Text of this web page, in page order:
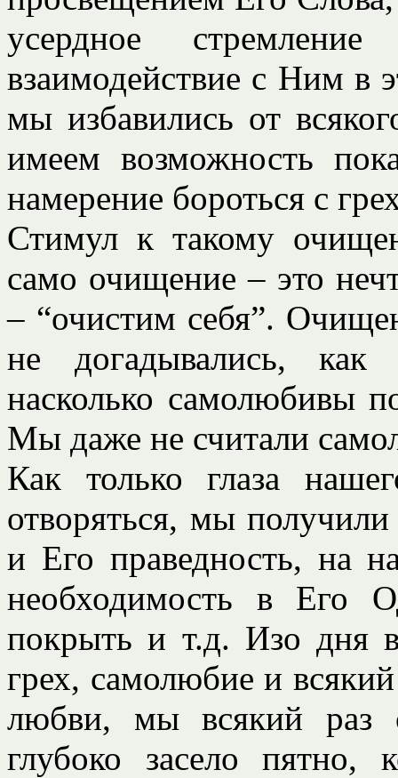
усердное
взаимодействие с Ним в
мы избавились от
имеем возможность
намерение бороться с
Стимул к такому
само очищение – это
– “очистим себя”.
не догадывались,
насколько самолюбивы
Мы даже не считали
Как только глаза
отворяться, мы
и Его праведность, на
необходимость в Его
покрыть и т.д. Изо дня
грех, самолюбие и
любви, мы всякий раз
глубоко засело пятно,